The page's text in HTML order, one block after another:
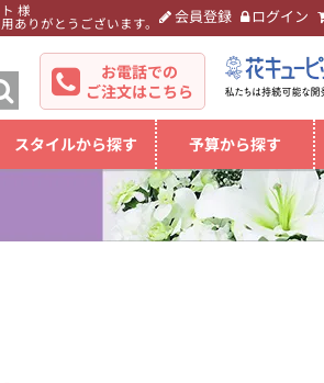
様
ありがとうございます。 会員登録 ログイン
お電話での
ご注文はこちら
スタイルから探す 予算から探す